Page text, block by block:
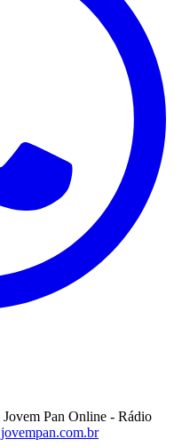
Pan Online - Rádio